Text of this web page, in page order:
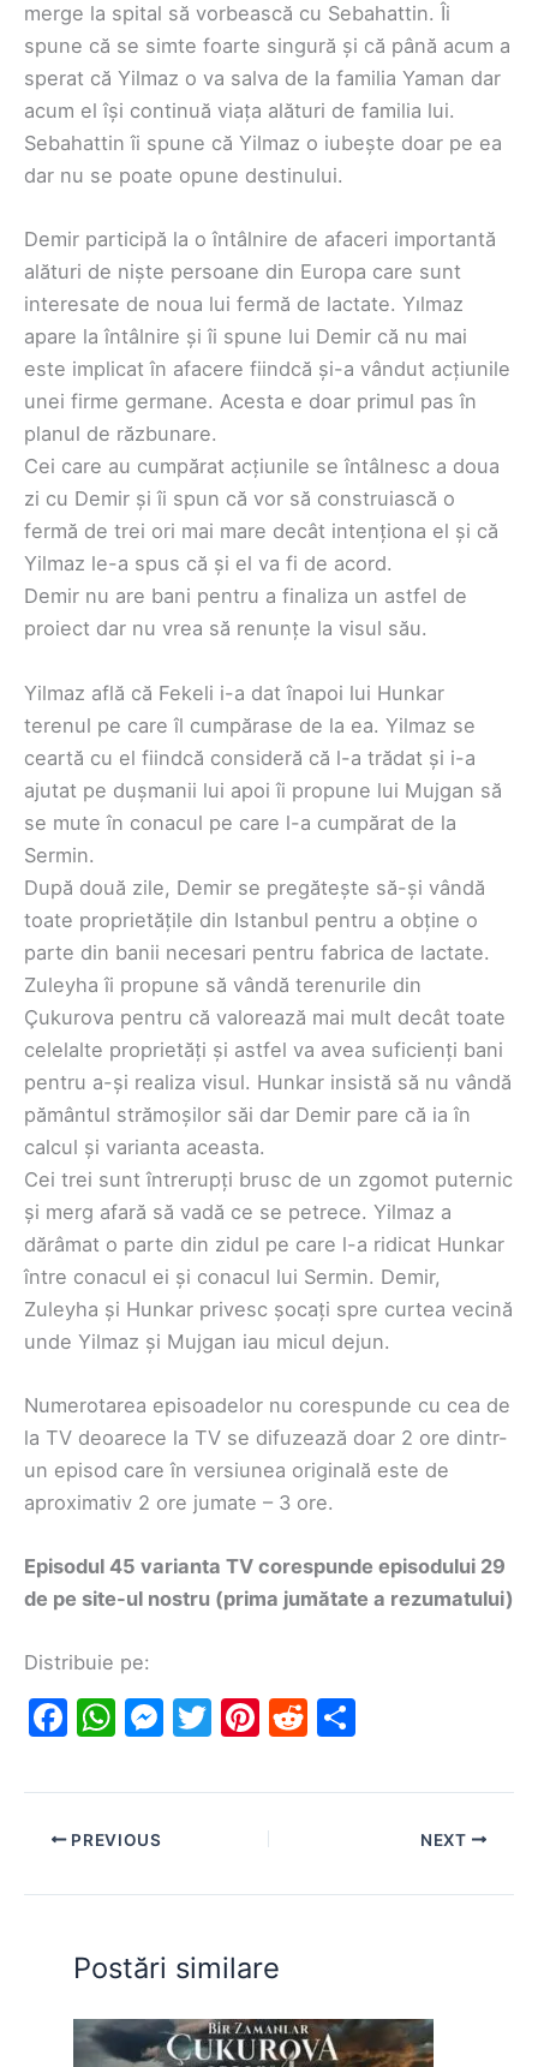
merge la spital să vorbească cu Sebahattin. Îi
spune că se simte foarte singură și că până acum a
sperat că Yilmaz o va salva de la familia Yaman dar
acum el își continuă viața alături de familia lui.
Sebahattin îi spune că Yilmaz o iubește doar pe ea
dar nu se poate opune destinului.
Demir participă la o întâlnire de afaceri importantă
alături de niște persoane din Europa care sunt
interesate de noua lui fermă de lactate. Yılmaz
apare la întâlnire și îi spune lui Demir că nu mai
este implicat în afacere fiindcă și-a vândut acțiunile
unei firme germane. Acesta e doar primul pas în
planul de răzbunare.
Cei care au cumpărat acțiunile se întâlnesc a doua
zi cu Demir și îi spun că vor să construiască o
fermă de trei ori mai mare decât intenționa el și că
Yilmaz le-a spus că și el va fi de acord.
Demir nu are bani pentru a finaliza un astfel de
proiect dar nu vrea să renunțe la visul său.
Yilmaz află că Fekeli i-a dat înapoi lui Hunkar
terenul pe care îl cumpărase de la ea. Yilmaz se
ceartă cu el fiindcă consideră că l-a trădat și i-a
ajutat pe dușmanii lui apoi îi propune lui Mujgan să
se mute în conacul pe care l-a cumpărat de la
Sermin.
După două zile, Demir se pregătește să-și vândă
toate proprietățile din Istanbul pentru a obține o
parte din banii necesari pentru fabrica de lactate.
Zuleyha îi propune să vândă terenurile din
Çukurova pentru că valorează mai mult decât toate
celelalte proprietăți și astfel va avea suficienți bani
pentru a-și realiza visul. Hunkar insistă să nu vândă
pământul strămoșilor săi dar Demir pare că ia în
calcul și varianta aceasta.
Cei trei sunt întrerupți brusc de un zgomot puternic
și merg afară să vadă ce se petrece. Yilmaz a
dărâmat o parte din zidul pe care l-a ridicat Hunkar
între conacul ei și conacul lui Sermin. Demir,
Zuleyha și Hunkar privesc șocați spre curtea vecină
unde Yilmaz și Mujgan iau micul dejun.
Numerotarea episoadelor nu corespunde cu cea de
la TV deoarece la TV se difuzează doar 2 ore dintr-
un episod care în versiunea originală este de
aproximativ 2 ore jumate – 3 ore.
Episodul 45 varianta TV corespunde episodului 29
de pe site-ul nostru (prima jumătate a rezumatului)
Distribuie pe:
F
c
e
o
o
k
W
at
s
p
p
M
s
n
g
er
T
itt
Pi
er
e
R
d ar
PREVIOUS NEXT
Postări similare